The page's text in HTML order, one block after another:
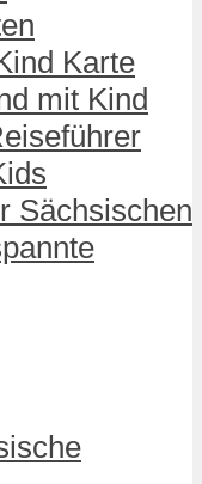
Karte
mit Kind
Sächsischen